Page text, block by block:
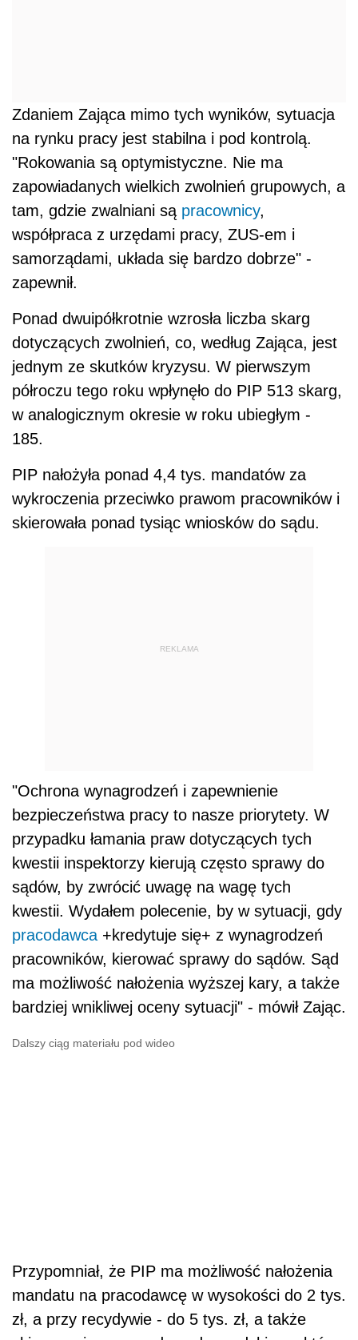
Zdaniem Zająca mimo tych wyników, sytuacja
na rynku pracy jest stabilna i pod kontrolą.
"Rokowania są optymistyczne. Nie ma
zapowiadanych wielkich zwolnień grupowych, a
tam, gdzie zwalniani są pracownicy,
współpraca z urzędami pracy, ZUS-em i
samorządami, układa się bardzo dobrze" -
zapewnił.
Ponad dwuipółkrotnie wzrosła liczba skarg
dotyczących zwolnień, co, według Zająca, jest
jednym ze skutków kryzysu. W pierwszym
półroczu tego roku wpłynęło do PIP 513 skarg,
w analogicznym okresie w roku ubiegłym -
185.
PIP nałożyła ponad 4,4 tys. mandatów za
wykroczenia przeciwko prawom pracowników i
skierowała ponad tysiąc wniosków do sądu.
REKLAMA
"Ochrona wynagrodzeń i zapewnienie
bezpieczeństwa pracy to nasze priorytety. W
przypadku łamania praw dotyczących tych
kwestii inspektorzy kierują często sprawy do
sądów, by zwrócić uwagę na wagę tych
kwestii. Wydałem polecenie, by w sytuacji, gdy
pracodawca +kredytuje się+ z wynagrodzeń
pracowników, kierować sprawy do sądów. Sąd
ma możliwość nałożenia wyższej kary, a także
bardziej wnikliwej oceny sytuacji" - mówił Zając.
Dalszy ciąg materiału pod wideo
Przypomniał, że PIP ma możliwość nałożenia
mandatu na pracodawcę w wysokości do 2 tys.
zł, a przy recydywie - do 5 tys. zł, a także